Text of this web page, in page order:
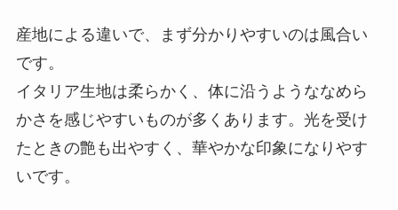
産地による違いで、まず分かりやすいのは風合い
です。
イタリア生地は柔らかく、体に沿うようななめら
かさを感じやすいものが多くあります。光を受け
たときの艶も出やすく、華やかな印象になりやす
いです。